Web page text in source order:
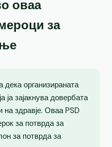
оваа
за
организираната
ја зајакнува довербата
на здравје. Оваа PSD
за потврда за
за потврда за